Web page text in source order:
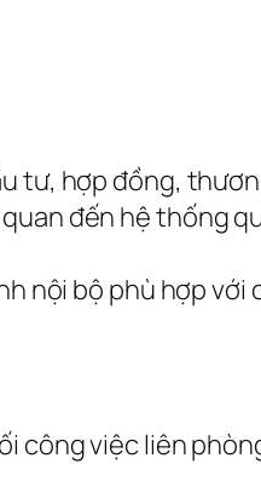
tư, hợp đồng,
đến hệ thống
nội bộ phù hợp với
công việc liên